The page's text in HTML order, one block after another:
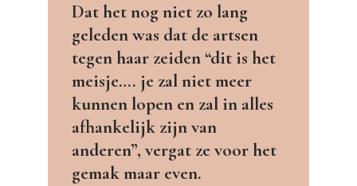
Dat het nog niet zo lang
geleden was dat de artsen
tegen haar zeiden “dit is het
meisje…. je zal niet meer
kunnen lopen en zal in alles
afhankelijk zijn van
anderen”, vergat ze voor het
gemak maar even.